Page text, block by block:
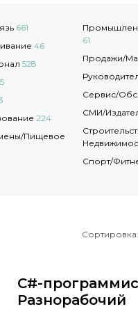
661
46
528
224
Пищевое
61
Продажи/
Сервис/
СМИ/
Спорт/
Сортировка:
C#-
Разнорабочий